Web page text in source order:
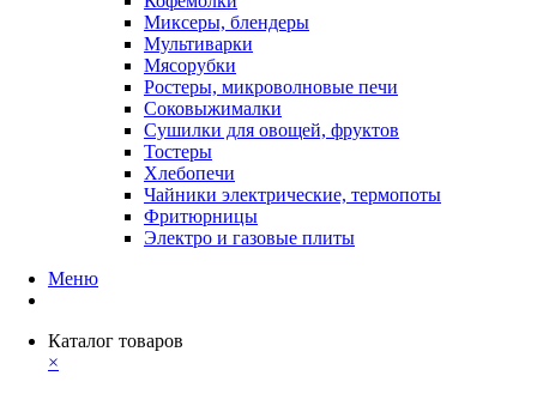
Миксеры, блендеры
Мультиварки
Мясорубки
Ростеры, микроволновые печи
Соковыжималки
Сушилки для овощей, фруктов
Тостеры
Хлебопечи
Чайники электрические, термопоты
Фритюрницы
Электро и газовые плиты
Меню
Каталог товаров
×